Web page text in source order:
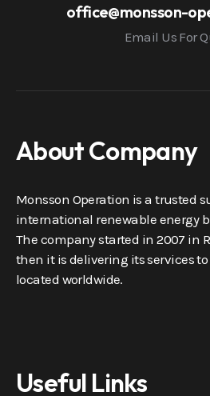
office@monsson-
Email Us For
About Company
Monsson Operation is a trusted
international renewable energy
The company started in 2007 in
then it is delivering its services
located worldwide.
Useful Links